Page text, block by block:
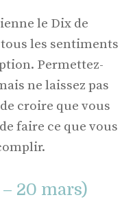
le Dix de
les sentiments
Permettez-
ne laissez pas
croire que vous
faire ce que vous
20 mars)